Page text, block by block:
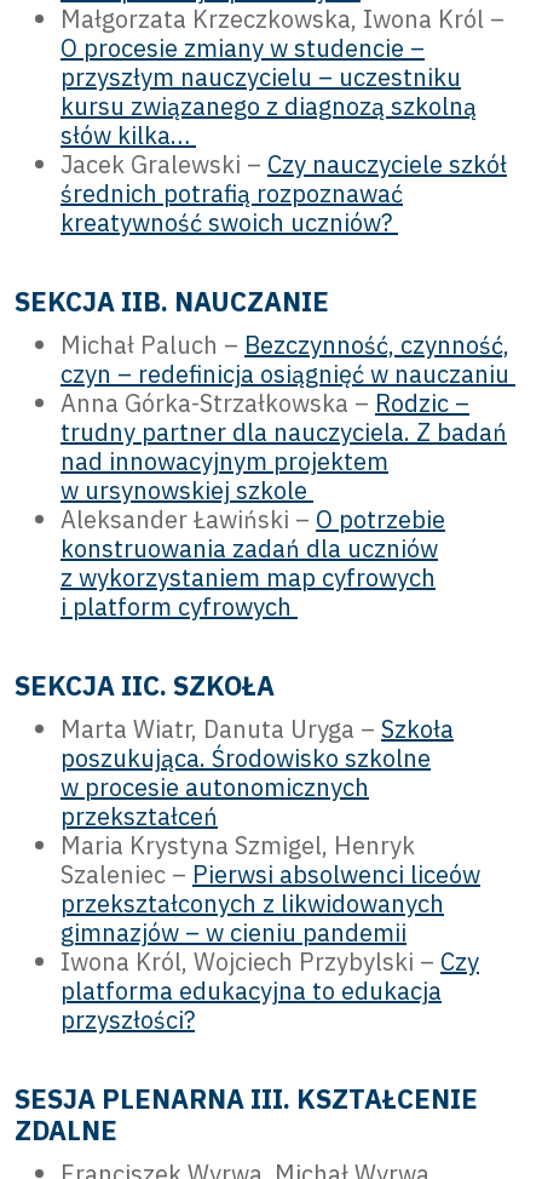
Małgorzata Krzeczkowska, Iwona Król –
O procesie zmiany w studencie –
przyszłym nauczycielu – uczestniku
kursu związanego z diagnozą szkolną
słów kilka…
Jacek Gralewski – Czy nauczyciele szkół
średnich potrafią rozpoznawać
kreatywność swoich uczniów?
SEKCJA IIB. NAUCZANIE
Michał Paluch – Bezczynność, czynność,
czyn – redefinicja osiągnięć w nauczaniu
Anna Górka-Strzałkowska – Rodzic –
trudny partner dla nauczyciela. Z badań
nad innowacyjnym projektem
w ursynowskiej szkole
Aleksander Ławiński – O potrzebie
konstruowania zadań dla uczniów
z wykorzystaniem map cyfrowych
i platform cyfrowych
SEKCJA IIC. SZKOŁA
Marta Wiatr, Danuta Uryga – Szkoła
poszukująca. Środowisko szkolne
w procesie autonomicznych
przekształceń
Maria Krystyna Szmigel, Henryk
Szaleniec – Pierwsi absolwenci liceów
przekształconych z likwidowanych
gimnazjów – w cieniu pandemii
Iwona Król, Wojciech Przybylski – Czy
platforma edukacyjna to edukacja
przyszłości?
SESJA PLENARNA III. KSZTAŁCENIE
ZDALNE